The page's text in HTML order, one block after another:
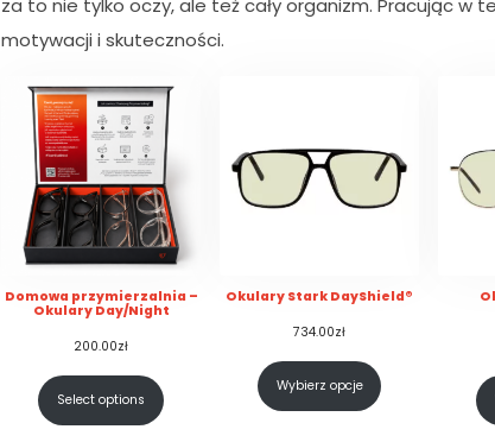
za to nie tylko oczy, ale też cały organizm. Pracując w
motywacji i skuteczności.
Domowa przymierzalnia –
Okulary Day/Night
200.00zł
Select options
Okulary Stark DayShield®
734.00zł
Wybierz opcje